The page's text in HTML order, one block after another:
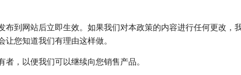
到网站后立即生效。如果我们对本政策的内容进行任何更改，
您知道我们有理由这样做。
，以便我们可以继续向您销售产品。